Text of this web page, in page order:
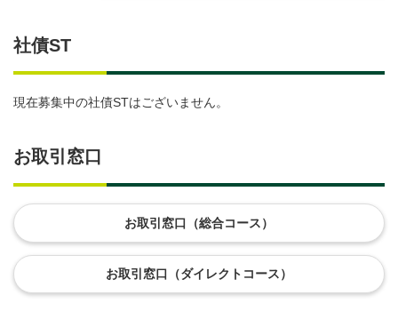
社債ST
現在募集中の社債STはございません。
お取引窓口
お取引窓口（総合コース）
お取引窓口（ダイレクトコース）